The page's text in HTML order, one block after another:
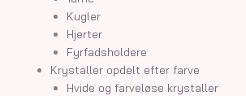
Kugler
Hjerter
Fyrfadsholdere
Krystaller opdelt efter farve
Hvide og farveløse krystaller